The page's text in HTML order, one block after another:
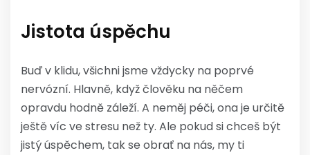
Jistota úspěchu
Buď v klidu, všichni jsme vždycky na poprvé
nervózní. Hlavně, když člověku na něčem
opravdu hodně záleží. A neměj péči, ona je určitě
ještě víc ve stresu než ty. Ale pokud si chceš být
jistý úspěchem, tak se obrať na nás, my ti